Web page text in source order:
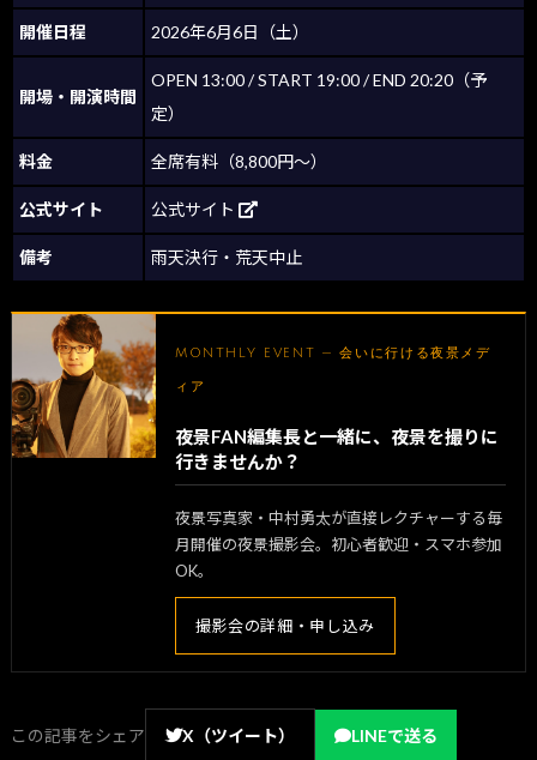
開催日程 2026年6月6日（土）
開場・開演時間
OPEN 13:00 / START 19:00 / END 20:20（予
定）
料金 全席有料（8,800円〜）
公式サイト 公式サイト
備考 雨天決行・荒天中止
MONTHLY EVENT — 会いに行ける夜景メデ
ィア
夜景FAN編集長と一緒に、夜景を撮りに
行きませんか？
夜景写真家・中村勇太が直接レクチャーする毎
月開催の夜景撮影会。初心者歓迎・スマホ参加
OK。
撮影会の詳細・申し込み
この記事をシェア X（ツイート） LINEで送る